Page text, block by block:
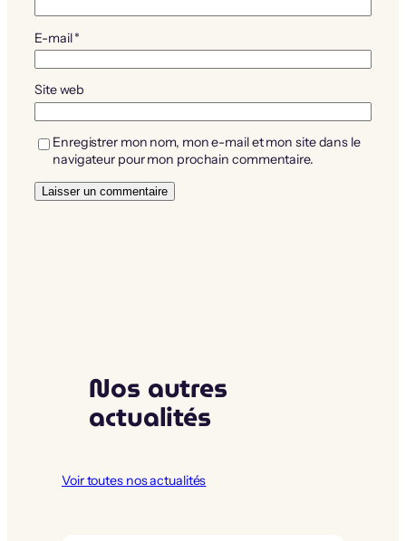
E-mail*
Site web
Enregistrer mon nom, mon e-mail et mon site dans le
navigateur pour mon prochain commentaire.
Nos autres
actualités
Voir toutes nos actualités